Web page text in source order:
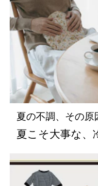
夏の不調、その
夏こそ大事な、